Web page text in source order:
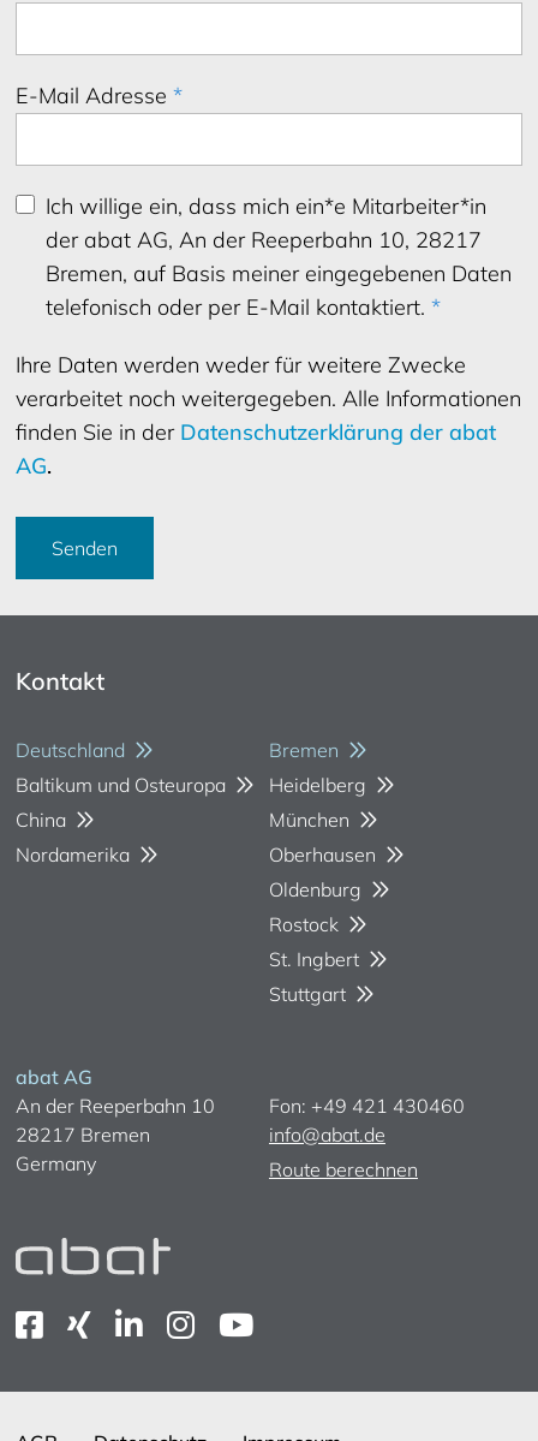
E-Mail Adresse*
Ich willige ein, dass mich ein*e Mitarbeiter*in
der abat AG, An der Reeperbahn 10, 28217
Bremen, auf Basis meiner eingegebenen Daten
telefonisch oder per E-Mail kontaktiert.*
Ihre Daten werden weder für weitere Zwecke
verarbeitet noch weitergegeben. Alle Informationen
finden Sie in der Datenschutzerklärung der abat
AG.
Senden
Kontakt
Deutschland
Baltikum und Osteuropa
China
Nordamerika
Bremen
Heidelberg
München
Oberhausen
Oldenburg
Rostock
St. Ingbert
Stuttgart
abat AG
An der Reeperbahn 10
28217 Bremen
Germany
Fon: +49 421 430460
info@abat.de
Route berechnen